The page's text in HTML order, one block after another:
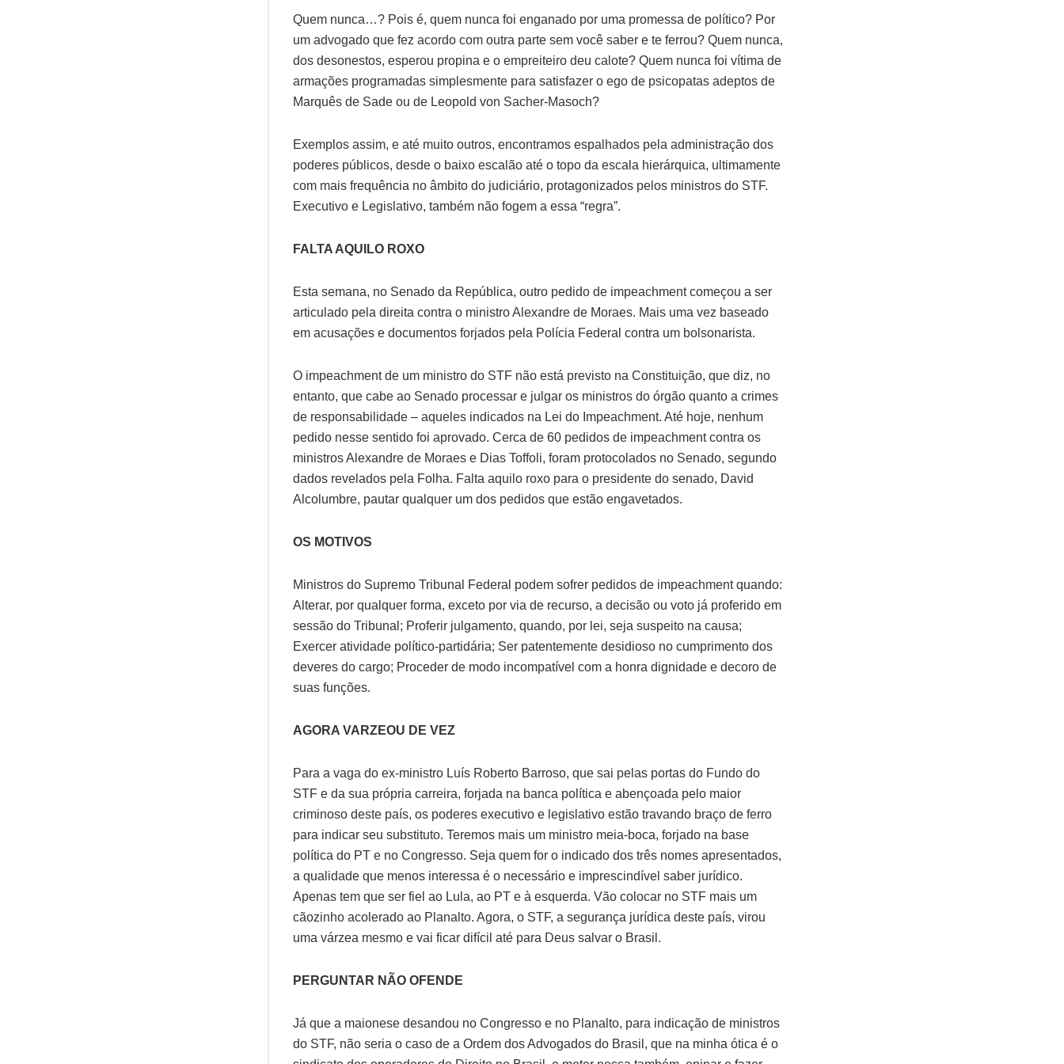
Quem nunca…? Pois é, quem nunca foi enganado por uma promessa de político? Por
um advogado que fez acordo com outra parte sem você saber e te ferrou? Quem nunca,
dos desonestos, esperou propina e o empreiteiro deu calote? Quem nunca foi vítima de
armações programadas simplesmente para satisfazer o ego de psicopatas adeptos de
Marquês de Sade ou de Leopold von Sacher-Masoch?
Exemplos assim, e até muito outros, encontramos espalhados pela administração dos
poderes públicos, desde o baixo escalão até o topo da escala hierárquica, ultimamente
com mais frequência no âmbito do judiciário, protagonizados pelos ministros do STF.
Executivo e Legislativo, também não fogem a essa “regra”.
FALTA AQUILO ROXO
Esta semana, no Senado da República, outro pedido de impeachment começou a ser
articulado pela direita contra o ministro Alexandre de Moraes. Mais uma vez baseado
em acusações e documentos forjados pela Polícia Federal contra um bolsonarista.
O impeachment de um ministro do STF não está previsto na Constituição, que diz, no
entanto, que cabe ao Senado processar e julgar os ministros do órgão quanto a crimes
de responsabilidade – aqueles indicados na Lei do Impeachment. Até hoje, nenhum
pedido nesse sentido foi aprovado. Cerca de 60 pedidos de impeachment contra os
ministros Alexandre de Moraes e Dias Toffoli, foram protocolados no Senado, segundo
dados revelados pela Folha. Falta aquilo roxo para o presidente do senado, David
Alcolumbre, pautar qualquer um dos pedidos que estão engavetados.
OS MOTIVOS
Ministros do Supremo Tribunal Federal podem sofrer pedidos de impeachment quando:
Alterar, por qualquer forma, exceto por via de recurso, a decisão ou voto já proferido em
sessão do Tribunal; Proferir julgamento, quando, por lei, seja suspeito na causa;
Exercer atividade político-partidária; Ser patentemente desidioso no cumprimento dos
deveres do cargo; Proceder de modo incompatível com a honra dignidade e decoro de
suas funções.
AGORA VARZEOU DE VEZ
Para a vaga do ex-ministro Luís Roberto Barroso, que sai pelas portas do Fundo do
STF e da sua própria carreira, forjada na banca política e abençoada pelo maior
criminoso deste país, os poderes executivo e legislativo estão travando braço de ferro
para indicar seu substituto. Teremos mais um ministro meia-boca, forjado na base
política do PT e no Congresso. Seja quem for o indicado dos três nomes apresentados,
a qualidade que menos interessa é o necessário e imprescindível saber jurídico.
Apenas tem que ser fiel ao Lula, ao PT e à esquerda. Vão colocar no STF mais um
cãozinho acolerado ao Planalto. Agora, o STF, a segurança jurídica deste país, virou
uma várzea mesmo e vai ficar difícil até para Deus salvar o Brasil.
PERGUNTAR NÃO OFENDE
Já que a maionese desandou no Congresso e no Planalto, para indicação de ministros
do STF, não seria o caso de a Ordem dos Advogados do Brasil, que na minha ótica é o